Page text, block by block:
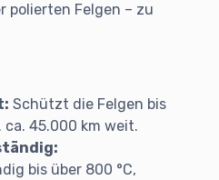
polierten Felgen – zu
Schützt die Felgen bis
ca. 45.000 km weit.
bis über 800 °C,